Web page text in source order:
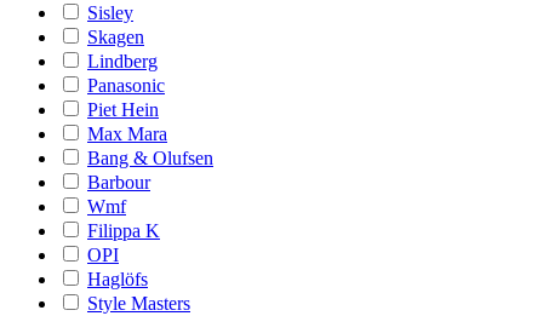
Sisley
Skagen
Lindberg
Panasonic
Piet Hein
Max Mara
Bang & Olufsen
Barbour
Wmf
Filippa K
OPI
Haglöfs
Style Masters